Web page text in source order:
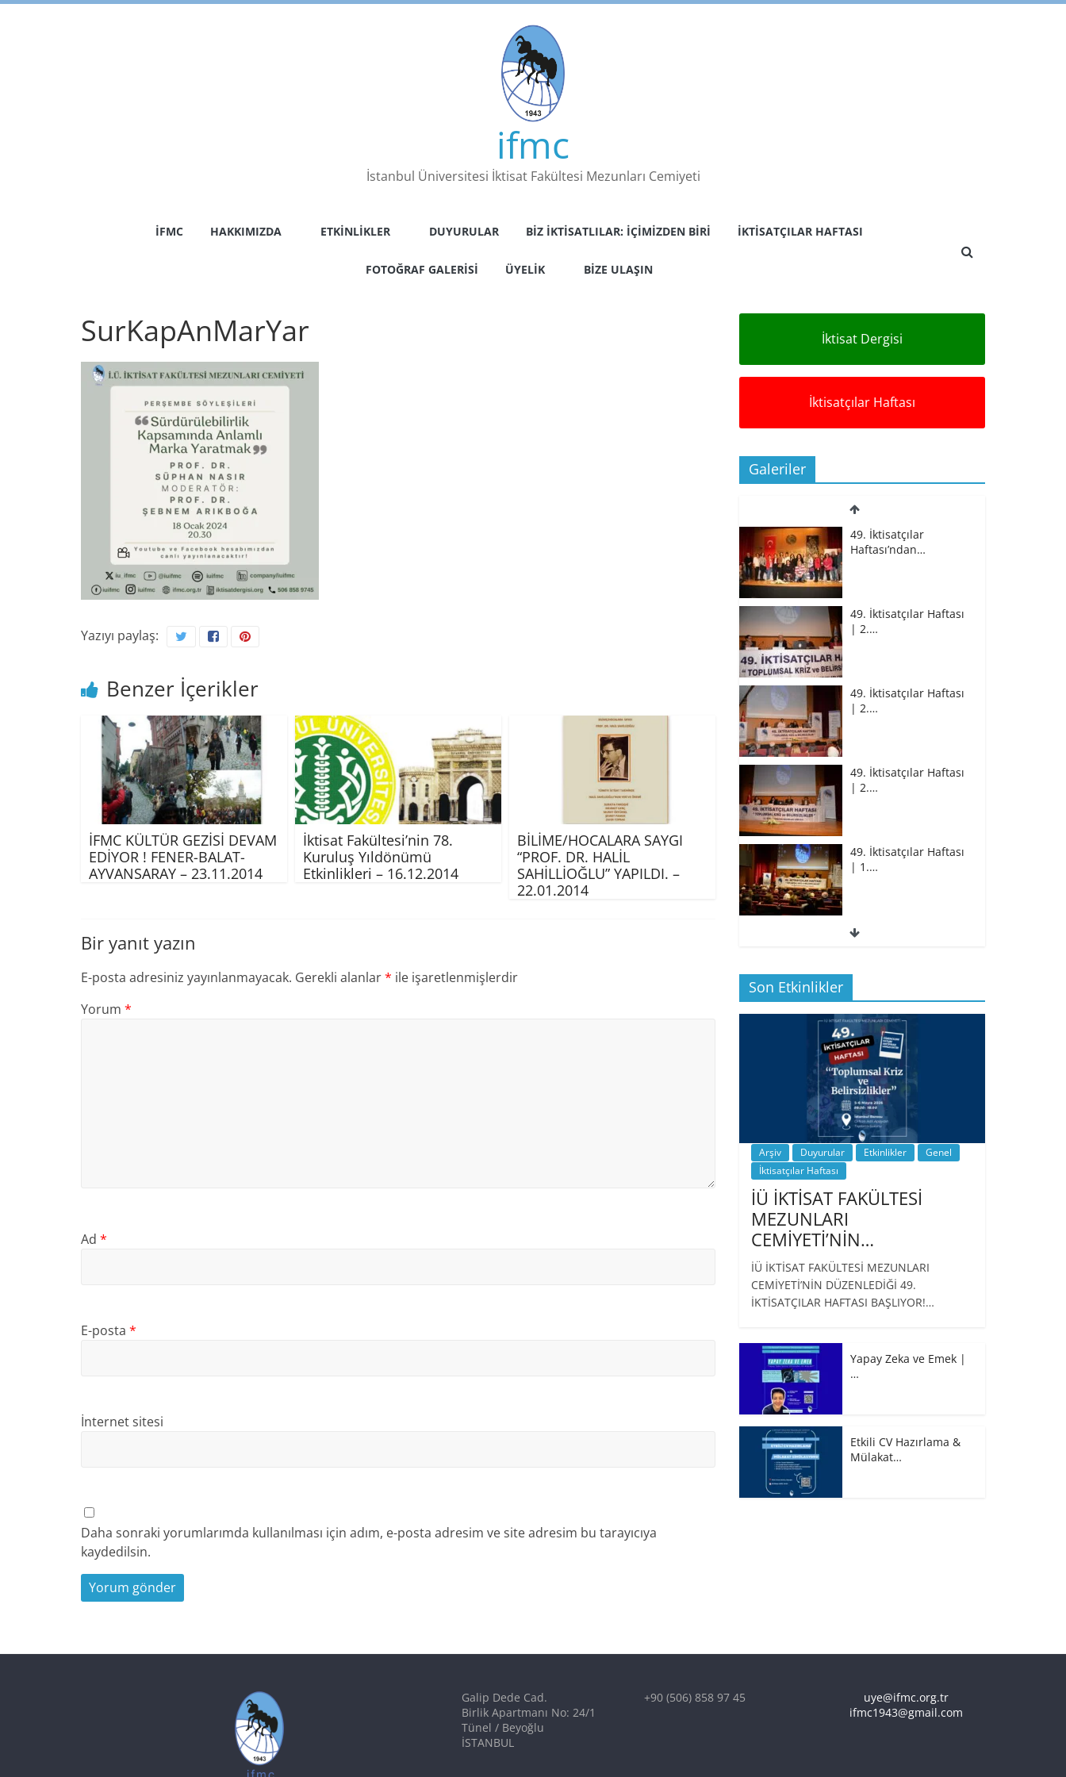
Skip
ifmc
İstanbul Üniversitesi İktisat Fakültesi Mezunları Cemiyeti
İFMC HAKKIMIZDA ETKINLIKLER DUYURULAR BIZ İKTISATLILAR: İÇIMIZDEN BIRI İKTISATÇILAR HAFTASI
FOTOĞRAF GALERISI ÜYELIK BIZE ULAŞIN
SurKapAnMarYar
Yazıyı paylaş:
Benzer İçerikler
İFMC KÜLTÜR GEZİSİ DEVAM
EDİYOR ! FENER-BALAT-
AYVANSARAY – 23.11.2014
İktisat Fakültesi’nin 78.
Kuruluş Yıldönümü
Etkinlikleri – 16.12.2014
BİLİME/HOCALARA SAYGI
“PROF. DR. HALİL
SAHİLLİOĞLU” YAPILDI. –
22.01.2014
Bir yanıt yazın
E-posta adresiniz yayınlanmayacak. Gerekli alanlar* ile işaretlenmişlerdir
Yorum *
Ad *
E-posta *
İnternet sitesi
Daha sonraki yorumlarımda kullanılması için adım, e-posta adresim ve site adresim bu tarayıcıya
kaydedilsin.
İktisat Dergisi
İktisatçılar Haftası
Galeriler
49. İktisatçılar
Haftası’ndan…
49. İktisatçılar Haftası
| 2.…
49. İktisatçılar Haftası
| 2.…
49. İktisatçılar Haftası
| 2.…
49. İktisatçılar Haftası
| 1.…
49. İktisatçılar Haftası
BİZ İKTİSATLILAR:
İÇİMİZDEN BİRİ PROF.…
Son Etkinlikler
Arşiv Duyurular Etkinlikler
Genel
İktisatçılar Haftası
İÜ İKTİSAT FAKÜLTESİ
MEZUNLARI
CEMİYETİ’NİN…
İÜ İKTİSAT FAKÜLTESİ MEZUNLARI
CEMİYETİ’NİN DÜZENLEDİĞİ 49.
İKTİSATÇILAR HAFTASI BAŞLIYOR!…
Yapay Zeka ve Emek |
…
Etkili CV Hazırlama &
Mülakat…
Galip Dede Cad.
Birlik Apartmanı No: 24/1
Tünel / Beyoğlu
İSTANBUL
+90 (506) 858 97 45
uye@ifmc.org.tr
ifmc1943@gmail.com